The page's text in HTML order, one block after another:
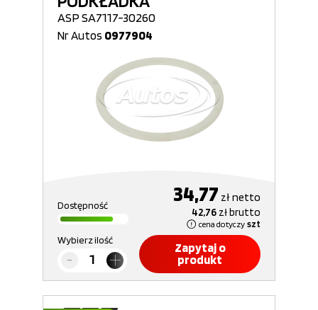
ASP SA7117-30260
Nr Autos 0977904
Dostępność 34,77 złnetto
42,76 złbrutto
cena dotyczy szt
Wybierz ilość
Zapytaj o
produkt